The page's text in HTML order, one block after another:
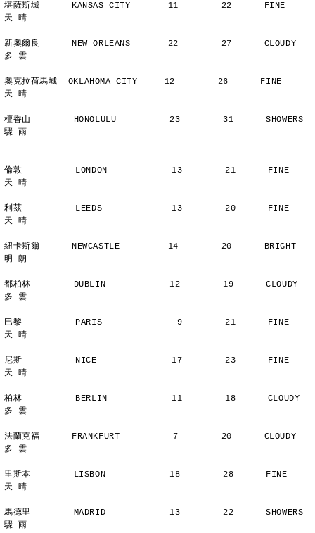
堪薩斯城      KANSAS CITY       11        22      FINE
天 晴
新奧爾良      NEW ORLEANS       22        27      CLOUDY
多 雲
奧克拉荷馬城  OKLAHOMA CITY     12        26      FINE
天 晴
檀香山        HONOLULU          23        31      SHOWERS
驟 雨
倫敦          LONDON            13        21      FINE
天 晴
利茲          LEEDS             13        20      FINE
天 晴
紐卡斯爾      NEWCASTLE         14        20      BRIGHT
明 朗
都柏林        DUBLIN            12        19      CLOUDY
多 雲
巴黎          PARIS              9        21      FINE
天 晴
尼斯          NICE              17        23      FINE
天 晴
柏林          BERLIN            11        18      CLOUDY
多 雲
法蘭克福      FRANKFURT          7        20      CLOUDY
多 雲
里斯本        LISBON            18        28      FINE
天 晴
馬德里        MADRID            13        22      SHOWERS
驟 雨